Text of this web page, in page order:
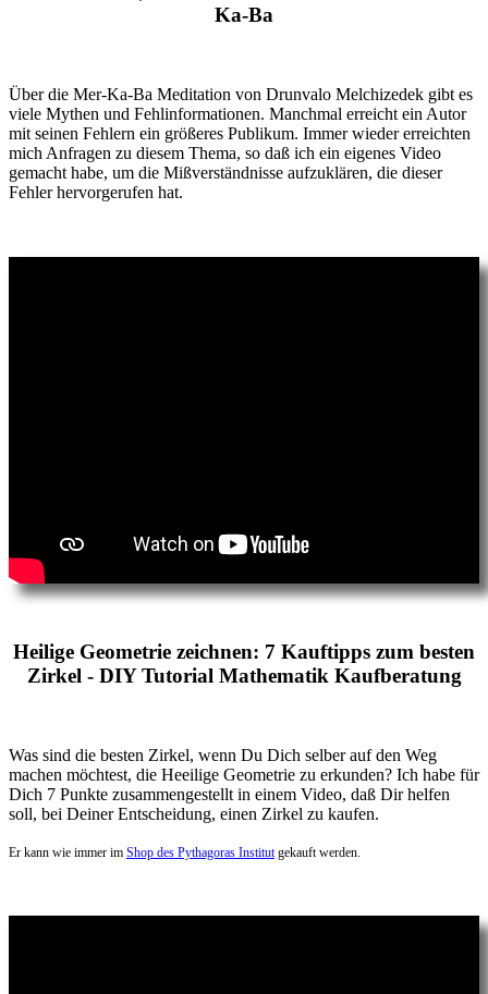
Ka-Ba
Über die Mer-Ka-Ba Meditation von Drunvalo Melchizedek gibt es
viele Mythen und Fehlinformationen. Manchmal erreicht ein Autor
mit seinen Fehlern ein größeres Publikum. Immer wieder erreichten
mich Anfragen zu diesem Thema, so daß ich ein eigenes Video
gemacht habe, um die Mißverständnisse aufzuklären, die dieser
Fehler hervorgerufen hat.
Heilige Geometrie zeichnen: 7 Kauftipps zum besten
Zirkel - DIY Tutorial Mathematik Kaufberatung
Was sind die besten Zirkel, wenn Du Dich selber auf den Weg
machen möchtest, die Heeilige Geometrie zu erkunden? Ich habe für
Dich 7 Punkte zusammengestellt in einem Video, daß Dir helfen
soll, bei Deiner Entscheidung, einen Zirkel zu kaufen.
Er kann wie immer im Shop des Pythagoras Institutgekauft werden.